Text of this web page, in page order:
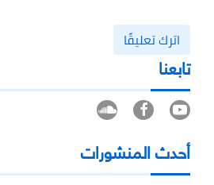
اترك تعليقًا
تابعنا
أحدث المنشورات